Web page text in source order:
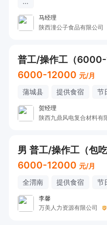
马经理
陕西潼公子食品有限公司
普工/操作工（6000-
6000-12000 元/月
蒲城县 提供食宿 节
贺经理
陕西九鼎风电复合材料有
男 普工/操作工（包
6000-12000 元/月
全渭南 提供食宿 节
李馨
万美人力资源有限公司